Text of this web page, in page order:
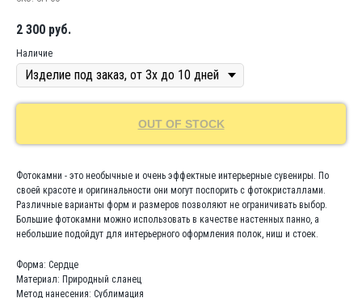
2 300 руб.
Наличие
OUT OF STOCK
Фотокамни - это необычные и очень эффектные интерьерные сувениры. По
своей красоте и оригинальности они могут поспорить с фотокристаллами.
Различные варианты форм и размеров позволяют не ограничивать выбор.
Большие фотокамни можно использовать в качестве настенных панно, а
небольшие подойдут для интерьерного оформления полок, ниш и стоек.
Форма: Сердце
Материал: Природный сланец
Метод нанесения: Сублимация